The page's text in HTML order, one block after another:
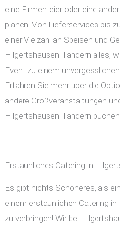
eine Firmenfeier oder eine
planen. Von Lieferservices bis
einer Vielzahl an Speisen und
Hilgertshausen-Tandern alles,
Event zu einem
Erfahren Sie mehr über die
andere Großveranstaltungen
Hilgertshausen-Tandern
Erstaunliches Catering in
Es gibt nichts Schöneres, als
einem erstaunlichen Catering
zu verbringen! Wir bei